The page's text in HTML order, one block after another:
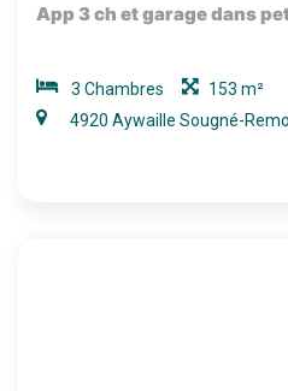
App 3 ch et garage dans
3 Chambres
153 m²
4920 Aywaille Sougné-